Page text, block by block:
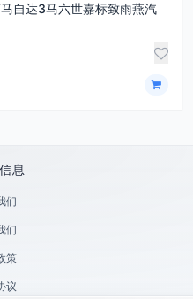
自达3马六世嘉标致雨燕汽
息
们
们
策
议